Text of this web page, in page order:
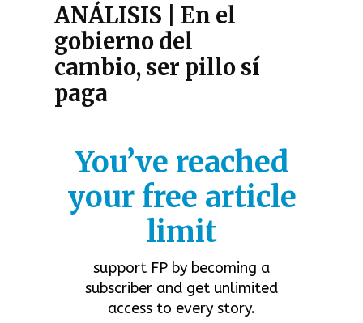
ANÁLISIS | En el
gobierno del
cambio, ser pillo sí
paga
You’ve reached
your free article
limit
support FP by becoming a
subscriber and get unlimited
access to every story.